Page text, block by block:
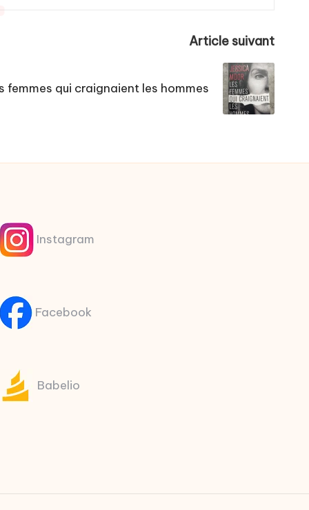
Article suivant
femmes qui craignaient les hommes
Instagram
Facebook
Babelio